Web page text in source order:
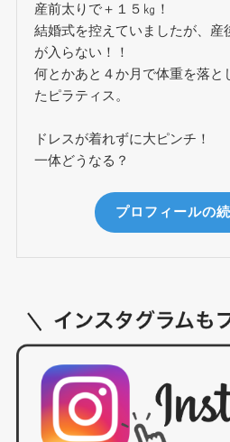
産前太りで＋１５㎏！
結婚式を控えていましたが、産
が入らない！！
何とかあと４か月で体重を落と
たピラティス。
ドレスが着れずに大ピンチ！
一体どうなる？
プロフィールの